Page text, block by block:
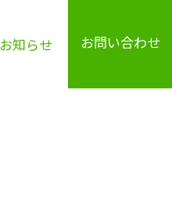
お知らせ お問い合わせ